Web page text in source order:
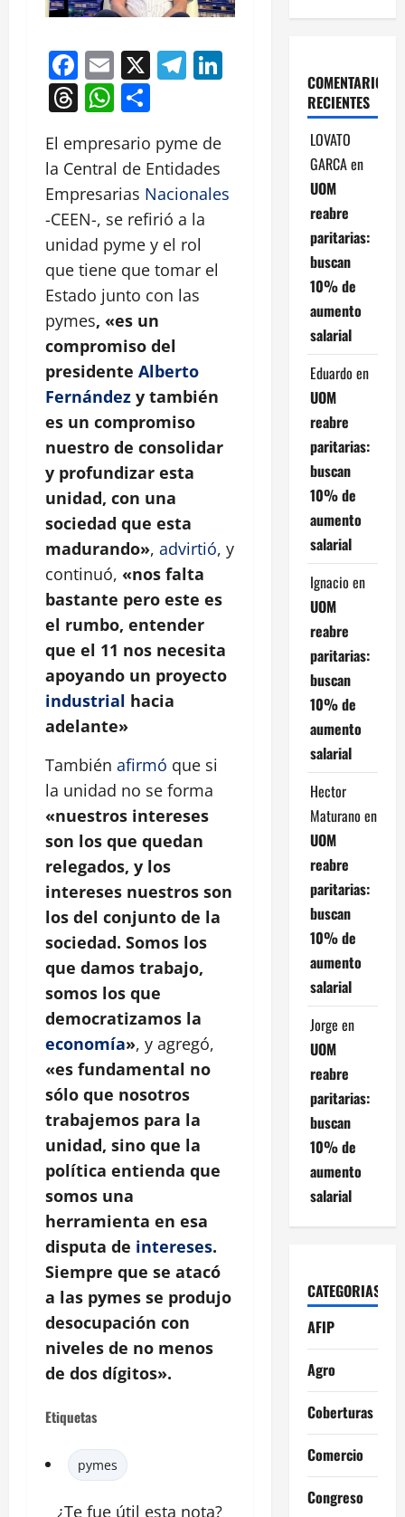
Facebook
Email
X Telegram
Threads
WhatsApp
El empresario pyme de
la Central de Entidades
Empresarias Nacionales
-CEEN-, se refirió a la
unidad pyme y el rol
que tiene que tomar el
Estado junto con las
pymes, «es un
compromiso del
presidente Alberto
Fernández y también
es un compromiso
nuestro de consolidar
y profundizar esta
unidad, con una
sociedad que esta
madurando», advirtió, y
continuó, «nos falta
bastante pero este es
el rumbo, entender
que el 11 nos necesita
apoyando un proyecto
industrial hacia
adelante»
También afirmó que si
la unidad no se forma
«nuestros intereses
son los que quedan
relegados, y los
intereses nuestros son
los del conjunto de la
sociedad. Somos los
que damos trabajo,
somos los que
democratizamos la
economía», y agregó,
«es fundamental no
sólo que nosotros
trabajemos para la
unidad, sino que la
política entienda que
somos una
herramienta en esa
disputa de intereses.
Siempre que se atacó
a las pymes se produjo
desocupación con
niveles de no menos
de dos dígitos».
Etiquetas
pymes
¿Te fue útil esta nota?
COMENTARIOS
RECIENTES
LOVATO
GARCAen
UOM
reabre
paritarias:
buscan
10% de
aumento
salarial
Eduardo en
UOM
reabre
paritarias:
buscan
10% de
aumento
salarial
Ignacio en
UOM
reabre
paritarias:
buscan
10% de
aumento
salarial
Hector
Maturano en
UOM
reabre
paritarias:
buscan
10% de
aumento
salarial
Jorge en
UOM
reabre
paritarias:
buscan
10% de
aumento
salarial
CATEGORIAS
AFIP
Agro
Coberturas
Comercio
Congreso